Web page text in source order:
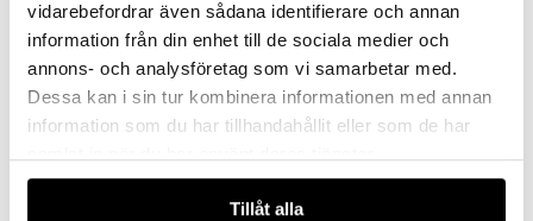
vidarebefordrar även sådana identifierare och annan
information från din enhet till de sociala medier och
annons- och analysföretag som vi samarbetar med.
Dessa kan i sin tur kombinera informationen med annan
information som du har tillhandahållit eller som de har
Tillåt alla